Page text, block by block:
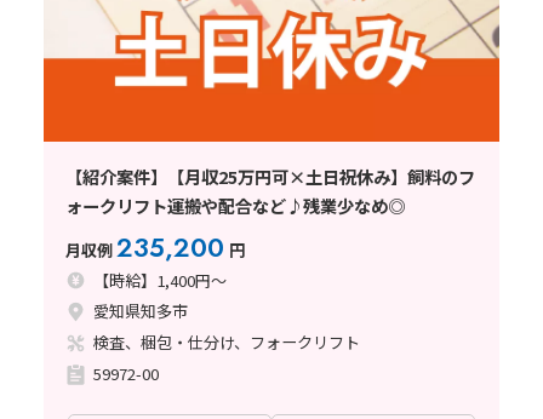
【紹介案件】【月収25万円可×土日祝休み】飼料のフ
ォークリフト運搬や配合など♪残業少なめ◎
月収例235,200 円
【時給】1,400円～
愛知県知多市
検査、梱包・仕分け、フォークリフト
59972-00